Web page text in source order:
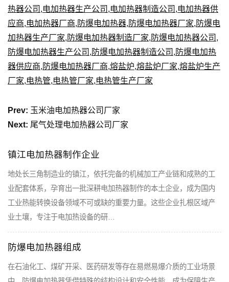
热器公司 ,电加热器生产公司 ,电加热器制造公司 ,电加热器供
应商,电加热器厂商, 防爆电加热器, 防爆电加热器厂家, 防爆电
加热器生产厂家, 防爆电加热器制造厂家, 防爆电加热器公司 ,
防爆电加热器生产公司 , 防爆电加热器制造公司 , 防爆电加热
器供应商, 防爆电加热器厂商,熔盐炉,熔盐炉厂家,熔盐炉生产
厂家,电热管,电热管厂家,电热管生产厂家
Prev: 玉米油电加热器公司厂家
Next: 尾气处理电加热器公司厂家
镇江电加热器制作企业
地处长三角制造业的镇江，依托完备的机械加工产业链和成熟的工
业配套体系，孕育出一批深耕电加热器制作的本土企业，成为国内
工业热能转换设备领域不可或缺的重要力量。这些企业扎根区域产
业土壤，专注于电加热设备的研…
防爆电加热器组成
在石油化工、煤矿开采、医药研发等存在易燃易爆介质的工业场景